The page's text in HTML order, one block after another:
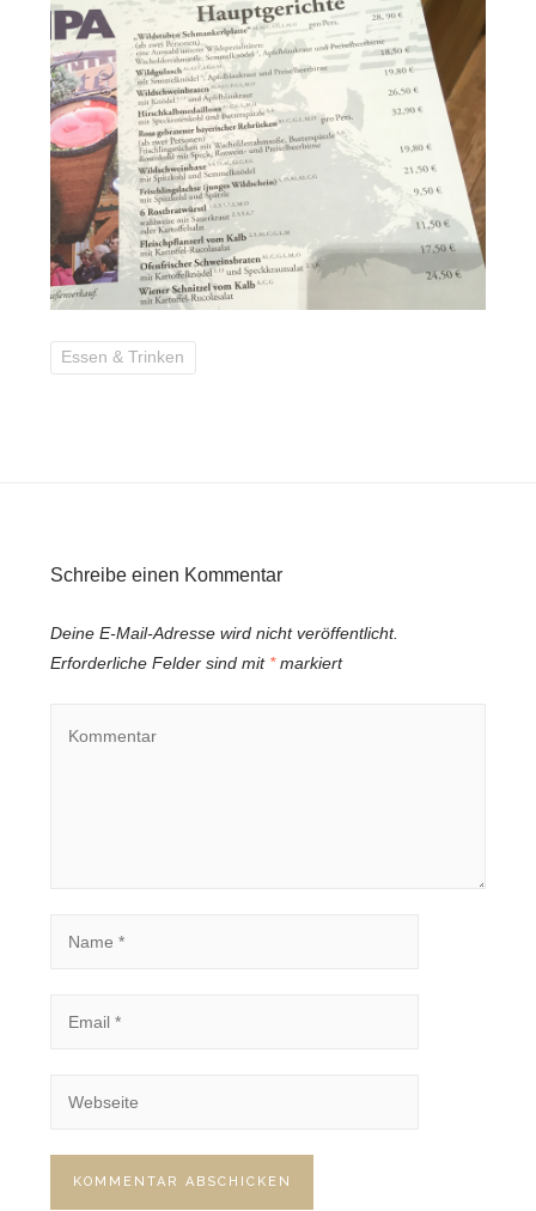
Essen & Trinken
Schreibe einen Kommentar
Deine E-Mail-Adresse wird nicht veröffentlicht.
Erforderliche Felder sind mit *markiert